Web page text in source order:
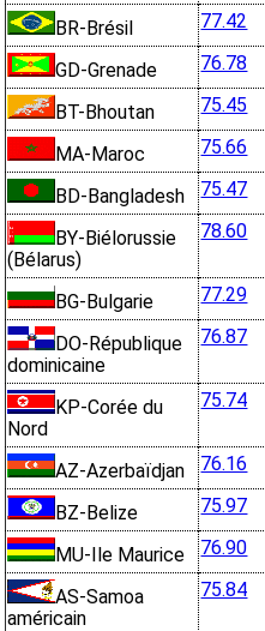
BR-Brésil 77.42
GD-Grenade 76.78
BT-Bhoutan 75.45
MA-Maroc 75.66
BD-Bangladesh 75.47
BY-Biélorussie
(Bélarus)
78.60
BG-Bulgarie 77.29
DO-République
dominicaine
76.87
KP-Corée du
Nord
75.74
AZ-Azerbaïdjan 76.16
BZ-Belize 75.97
MU-Ile Maurice 76.90
AS-Samoa
américain
75.84